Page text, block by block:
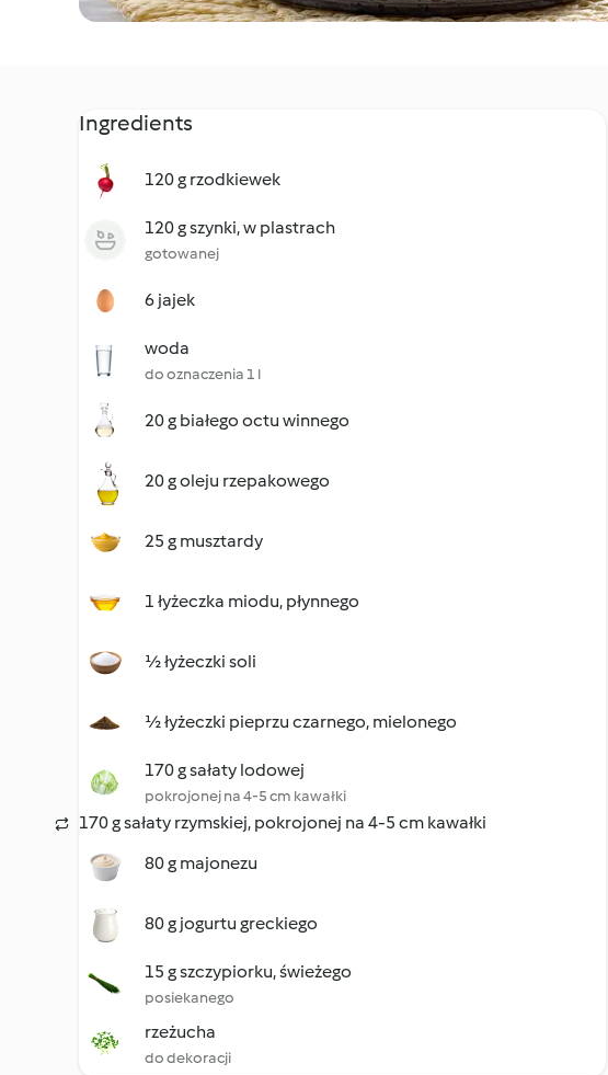
Ingredients
120 g rzodkiewek
120 g szynki, w plastrach
gotowanej
6 jajek
woda
do oznaczenia 1 l
20 g białego octu winnego
20 g oleju rzepakowego
25 g musztardy
1 łyżeczka miodu, płynnego
½ łyżeczki soli
½ łyżeczki pieprzu czarnego, mielonego
170 g sałaty lodowej
pokrojonej na 4-5 cm kawałki
170 g sałaty rzymskiej, pokrojonej na 4-5 cm kawałki
80 g majonezu
80 g jogurtu greckiego
15 g szczypiorku, świeżego
posiekanego
rzeżucha
do dekoracji